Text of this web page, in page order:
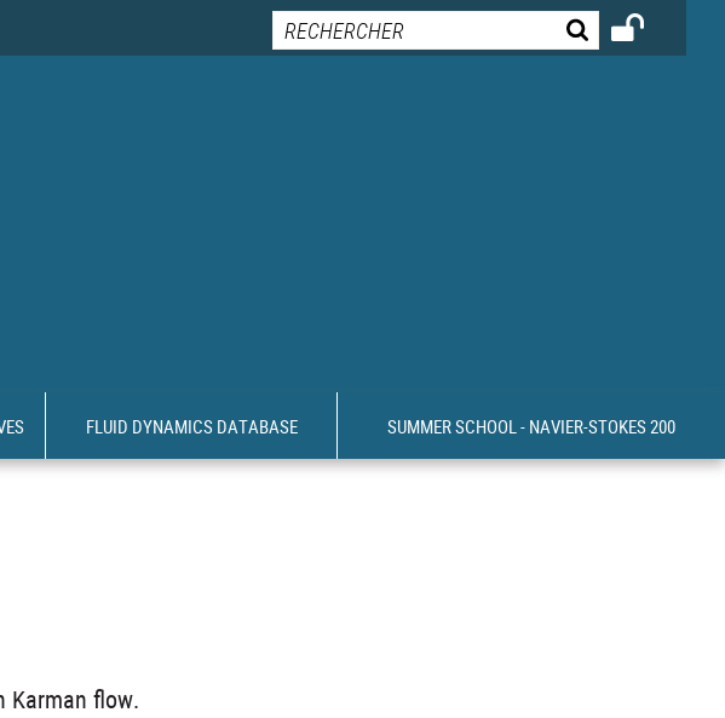
FLUID DYNAMICS DATABASE SUMMER SCHOOL - NAVIER-STOKES 200
Karman flow.